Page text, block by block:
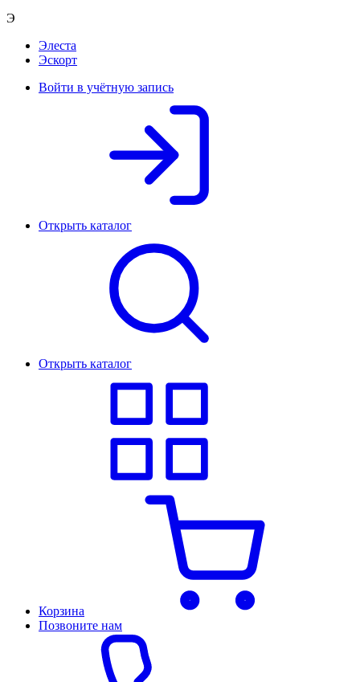
Э
Элеста
Эскорт
Войти в учётную запись
Открыть каталог
Открыть каталог
Корзина
Позвоните нам